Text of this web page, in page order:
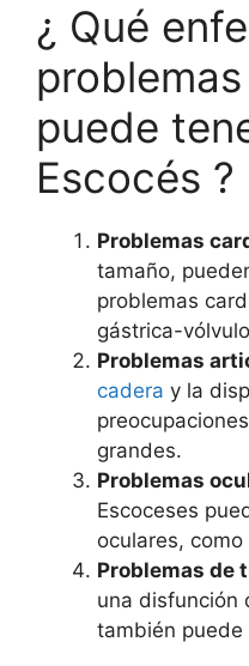
¿ Qué
puede
Escocés ?
Problemas
tamaño,
problemas
gástrica-
Problemas
cadera y la
grandes.
Problemas
Escoceses
oculares, como
Problemas de
una disfunción
también puede